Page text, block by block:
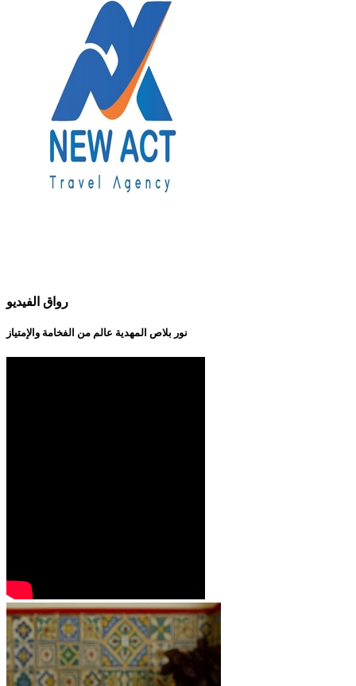
رواق الفيديو
نور بلاص المهدية عالم من الفخامة والإمتياز